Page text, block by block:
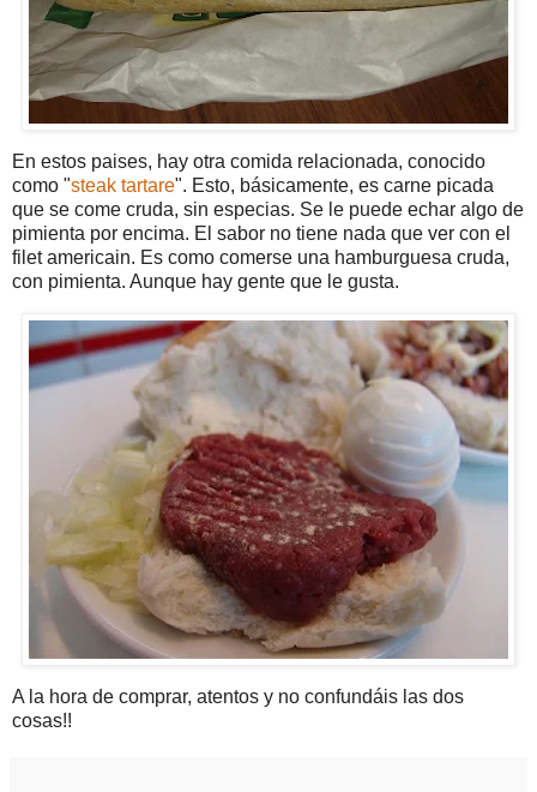
En estos paises, hay otra comida relacionada, conocido
como "steak tartare". Esto, básicamente, es carne picada
que se come cruda, sin especias. Se le puede echar algo de
pimienta por encima. El sabor no tiene nada que ver con el
filet americain. Es como comerse una hamburguesa cruda,
con pimienta. Aunque hay gente que le gusta.
A la hora de comprar, atentos y no confundáis las dos
cosas!!